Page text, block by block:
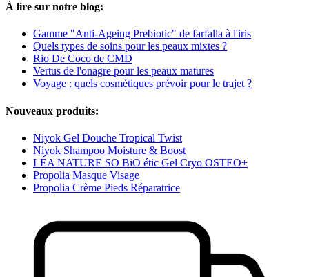
À lire sur notre blog:
Gamme "Anti-Ageing Prebiotic" de farfalla à l'iris
Quels types de soins pour les peaux mixtes ?
Rio De Coco de CMD
Vertus de l'onagre pour les peaux matures
Voyage : quels cosmétiques prévoir pour le trajet ?
Nouveaux produits:
Niyok Gel Douche Tropical Twist
Niyok Shampoo Moisture & Boost
LÉA NATURE SO BiO étic Gel Cryo OSTEO+
Propolia Masque Visage
Propolia Crème Pieds Réparatrice